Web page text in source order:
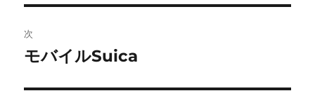
ビ
ゲ
ー
投
稿:
次
次
投
モバイルSuica